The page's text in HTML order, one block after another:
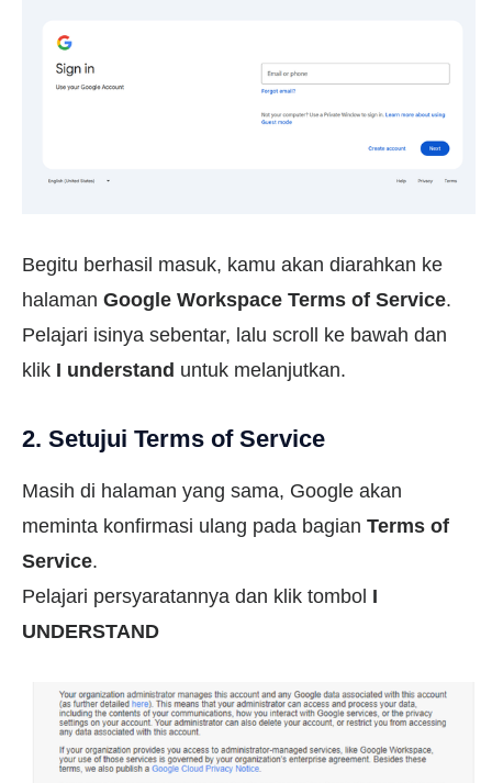
Begitu berhasil masuk, kamu akan diarahkan ke
halaman Google Workspace Terms of Service.
Pelajari isinya sebentar, lalu scroll ke bawah dan
klik I understand untuk melanjutkan.
2. Setujui Terms of Service
Masih di halaman yang sama, Google akan
meminta konfirmasi ulang pada bagian Terms of
Service.
Pelajari persyaratannya dan klik tombol I
UNDERSTAND